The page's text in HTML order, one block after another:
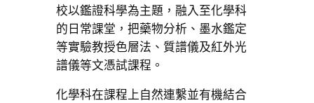
校以鑑證科學為主題，融入至化學科
的日常課堂，把藥物分析、墨水鑑定
等實驗教授色層法、質譜儀及紅外光
譜儀等文憑試課程。
化學科在課程上自然連繫並有機結合